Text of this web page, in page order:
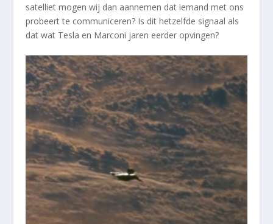
satelliet mogen wij dan aannemen dat iemand met ons
probeert te communiceren? Is dit hetzelfde signaal als
dat wat Tesla en Marconi jaren eerder opvingen?